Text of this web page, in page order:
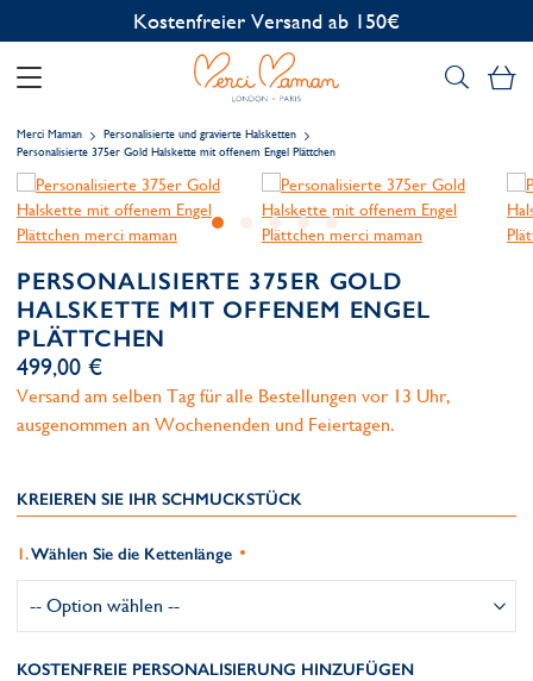
Kostenlose Personalisierung
Merci Maman
Personalisierte und gravierte Halsketten
Personalisierte 375er Gold Halskette mit offenem Engel Plättchen
PERSONALISIERTE 375ER GOLD
HALSKETTE MIT OFFENEM ENGEL
PLÄTTCHEN
499,00 €
Versand am selben Tag für alle Bestellungen vor 13 Uhr,
ausgenommen an Wochenenden und Feiertagen.
KREIEREN SIE IHR SCHMUCKSTÜCK
Wählen Sie die Kettenlänge
KOSTENFREIE PERSONALISIERUNG HINZUFÜGEN